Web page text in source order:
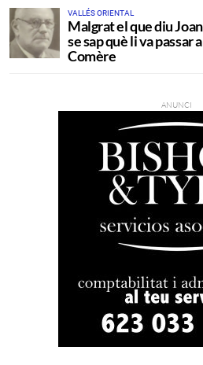
VALLÉS ORIENTAL
Malgrat el que diu
se sap què li va passar
Comère